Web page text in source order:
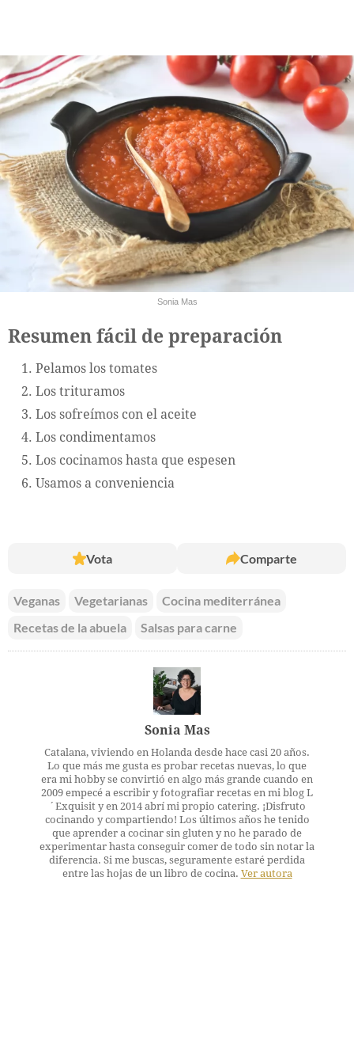
Sonia Mas
Resumen fácil de preparación
Pelamos los tomates
Los trituramos
Los sofreímos con el aceite
Los condimentamos
Los cocinamos hasta que espesen
Usamos a conveniencia
Vota Comparte
Veganas Vegetarianas
Cocina mediterránea
Recetas de la abuela
Salsas para carne
Sonia Mas
Catalana, viviendo en Holanda desde hace casi 20 años.
Lo que más me gusta es probar recetas nuevas, lo que
era mi hobby se convirtió en algo más grande cuando en
2009 empecé a escribir y fotografiar recetas en mi blog L
´Exquisit y en 2014 abrí mi propio catering. ¡Disfruto
cocinando y compartiendo! Los últimos años he tenido
que aprender a cocinar sin gluten y no he parado de
experimentar hasta conseguir comer de todo sin notar la
diferencia. Si me buscas, seguramente estaré perdida
entre las hojas de un libro de cocina. Ver autora